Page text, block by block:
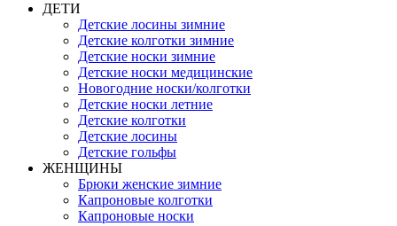
ДЕТИ
Детские лосины зимние
Детские колготки зимние
Детские носки зимние
Детские носки медицинские
Новогодние носки/колготки
Детские носки летние
Детские колготки
Детские лосины
Детские гольфы
ЖЕНЩИНЫ
Брюки женские зимние
Капроновые колготки
Капроновые носки